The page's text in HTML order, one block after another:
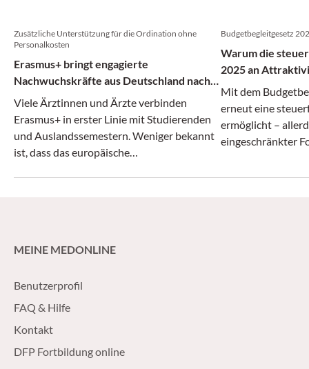
Zusätzliche Unterstützung für die Ordination ohne
Personalkosten
Erasmus+ bringt engagierte
Nachwuchskräfte aus Deutschland nach
Wien
Viele Ärztinnen und Ärzte verbinden
Erasmus+ in erster Linie mit Studierenden
und Auslandssemestern. Weniger bekannt
ist, dass das europäische
Budgetbegleitgesetz
Warum die
2025 an
Mit dem
erneut eine
ermöglicht –
eingeschränkter
MEINE MEDONLINE
Benutzerprofil
FAQ & Hilfe
Kontakt
DFP Fortbildung online